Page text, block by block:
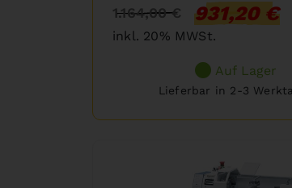
1.164,00 € 931,20 €
inkl. 20% MWSt.
Auf Lager
Lieferbar in 2-3